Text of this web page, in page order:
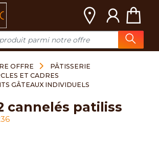
OFFRE
PÂTISSERIE
ET CADRES
GÂTEAUX INDIVIDUELS
cannelés patiliss
panel